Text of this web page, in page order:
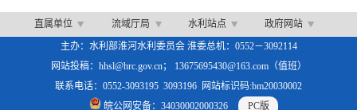
直属单位 流域厅局 水利站点
政府网站
主办：水利部淮河水利委员会 淮委总机：0552－3092114
网站投稿：hhsl@hrc.gov.cn； 13675695430@163.com（值班）
联系电话：0552-3093195 3093196 网站标识码:bm20030002
皖公网安备：34030002000326
PC版